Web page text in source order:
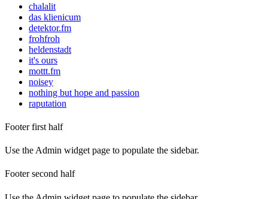
chalalit
das klienicum
detektor.fm
frohfroh
heldenstadt
it's ours
mottt.fm
noisey
nothing but hope and passion
raputation
Footer first half
Use the Admin widget page to populate the sidebar.
Footer second half